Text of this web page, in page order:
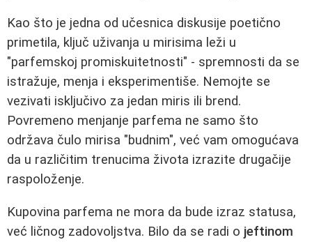
Kao što je jedna od učesnica diskusije poetično
primetila, ključ uživanja u mirisima leži u
"parfemskoj promiskuitetnosti" - spremnosti da se
istražuje, menja i eksperimentiše. Nemojte se
vezivati isključivo za jedan miris ili brend.
Povremeno menjanje parfema ne samo što
održava čulo mirisa "budnim", već vam omogućava
da u različitim trenucima života izrazite drugačije
raspoloženje.
Kupovina parfema ne mora da bude izraz statusa,
već ličnog zadovoljstva. Bilo da se radi o jeftinom